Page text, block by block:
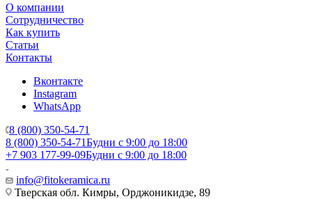
О компании
Сотрудничество
Как купить
Статьи
Контакты
Вконтакте
Instagram
WhatsApp
8 (800) 350-54-71
8 (800) 350-54-71Будни с 9:00 до 18:00
+7 903 177-99-09Будни с 9:00 до 18:00
info@fitokeramica.ru
Тверская обл. Кимры, Орджоникидзе, 89